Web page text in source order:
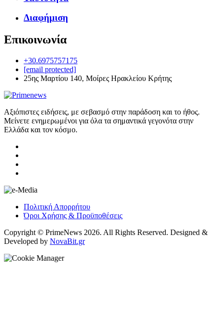
Διαφήμιση
Επικοινωνία
+30.6975757175
[email protected]
25ης Μαρτίου 140, Μοίρες Ηρακλείου Κρήτης
Αξιόπιστες ειδήσεις, με σεβασμό στην παράδοση και το ήθος.
Μείνετε ενημερωμένοι για όλα τα σημαντικά γεγονότα στην
Ελλάδα και τον κόσμο.
Πολιτική Απορρήτου
Όροι Χρήσης & Προϋποθέσεις
Copyright © PrimeNews 2026. All Rights Reserved. Designed &
Developed by NovaBit.gr